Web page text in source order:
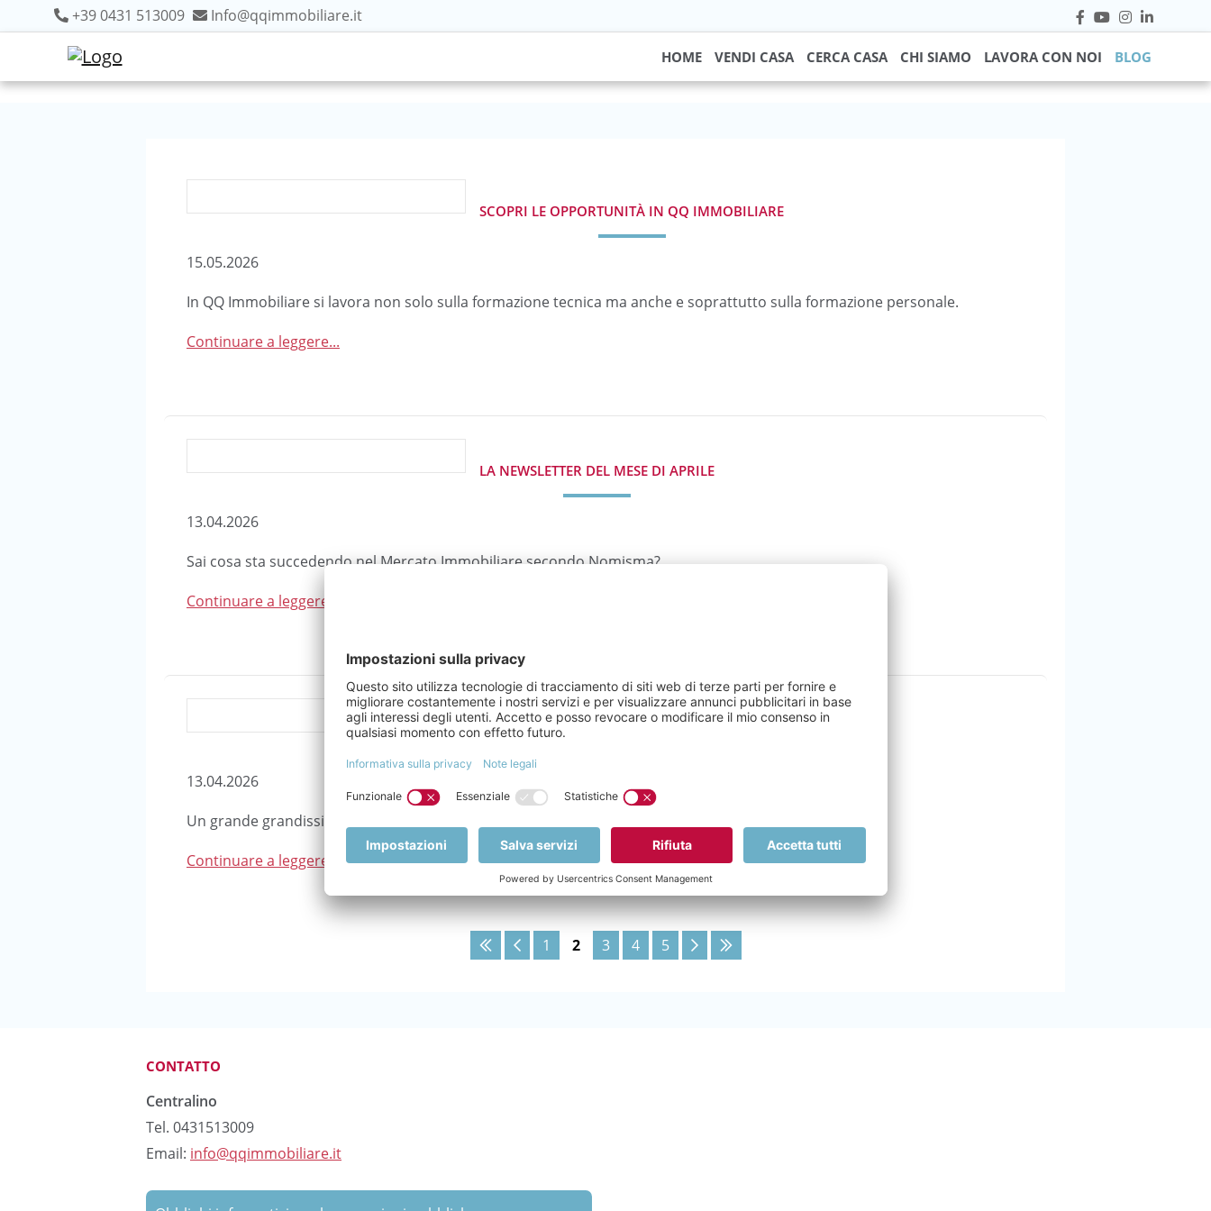
+39 0431 513009 Info@qqimmobiliare.it
HOME VENDI CASA CERCA CASA CHI SIAMO LAVORA CON NOI BLOG
SCOPRI LE OPPORTUNITÀ IN QQ IMMOBILIARE
15.05.2026
In QQ Immobiliare si lavora non solo sulla formazione tecnica ma anche e soprattutto sulla formazione personale.
Continuare a leggere...
LA NEWSLETTER DEL MESE DI APRILE
13.04.2026
Sai cosa sta succedendo nel Mercato Immobiliare secondo Nomisma?
Continuare a leggere...
I PRIMI 15 ANNI DI QQ IMMOBILIARE
13.04.2026
Un grande grandissimo grazie a tutti coloro che fanno parte di questa splendida avventura
Continuare a leggere...
1 2 3 4 5
CONTATTO
Centralino
Tel. 0431513009
Email: info@qqimmobiliare.it